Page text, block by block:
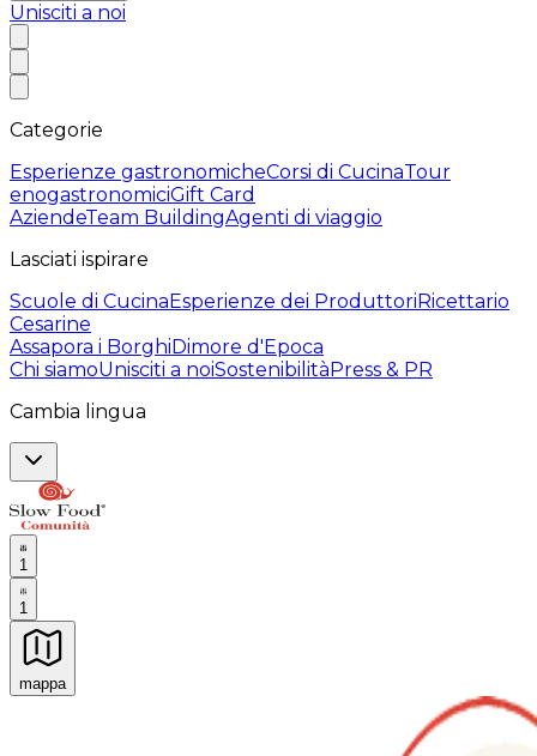
Unisciti a noi
Categorie
Esperienze gastronomicheCorsi di CucinaTour
enogastronomiciGift Card
AziendeTeam BuildingAgenti di viaggio
Lasciati ispirare
Scuole di CucinaEsperienze dei ProduttoriRicettario
Cesarine
Assapora i BorghiDimore d'Epoca
Chi siamoUnisciti a noiSostenibilitàPress & PR
Cambia lingua
1
1
mappa
Esperienze culinarie indimenticabili: Esperienze